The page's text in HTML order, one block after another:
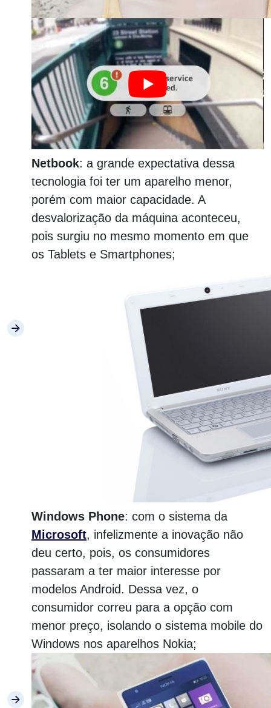
Netbook: a grande expectativa dessa
tecnologia foi ter um aparelho menor,
porém com maior capacidade. A
desvalorização da máquina aconteceu,
pois surgiu no mesmo momento em que
os Tablets e Smartphones;
Windows Phone: com o sistema da
Microsoft, infelizmente a inovação não
deu certo, pois, os consumidores
passaram a ter maior interesse por
modelos Android. Dessa vez, o
consumidor correu para a opção com
menor preço, isolando o sistema mobile do
Windows nos aparelhos Nokia;